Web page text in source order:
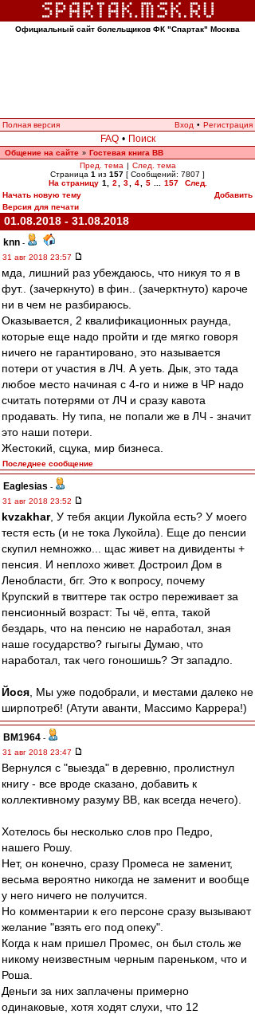
Официальный сайт болельщиков ФК "Спартак" Москва
Полная версия Вход • Регистрация
FAQ • Поиск
Общение на сайте » Гостевая книга ВВ
Пред. тема | След. тема
Страница 1 из 157 [ Сообщений: 7807 ]
На страницу 1 2 3 4 5 157
След.
Начать новую тему
Добавить
Версия для печати
01.08.2018 - 31.08.2018
knn -
31 авг 2018 23:57
мда, лишний раз убеждаюсь, что никуя то я в
фут.. (зачеркнуто) в фин.. (зачерктнуто) кароче
ни в чем не разбираюсь.
Оказывается, 2 квалификационных раунда,
которые еще надо пройти и где мягко говоря
ничего не гарантировано, это называется
потери от участия в ЛЧ. А уеть. Дык, это тада
любое место начиная с 4-го и ниже в ЧР надо
считать потерями от ЛЧ и сразу кавота
продавать. Ну типа, не попали же в ЛЧ - значит
это наши потери.
Жестокий, сцука, мир бизнеса.
Последнее сообщение
Eaglesias -
31 авг 2018 23:52
kvzakhar, У тебя акции Лукойла есть? У моего
тестя есть (и не тока Лукойла). Еще до пенсии
скупил немножко... щас живет на дивиденты +
пенсия. И неплохо живет. Достроил Дом в
Ленобласти, бгг. Это к вопросу, почему
Крупский в твиттере так остро переживает за
пенсионный возраст: Ты чё, епта, такой
бездарь, что на пенсию не наработал, зная
наше государство? гыгыгы Думаю, что
наработал, так чего гоношишь? Эт западло.
Йося , Мы уже подобрали, и местами далеко не
ширпотреб! (Атути аванти, Массимо Каррера!)
BM1964 -
31 авг 2018 23:47
Вернулся с "выезда" в деревню, пролистнул
книгу - все вроде сказано, добавить к
коллективному разуму ВВ, как всегда нечего).
Хотелось бы несколько слов про Педро,
нашего Рошу.
Нет, он конечно, сразу Промеса не заменит,
весьма вероятно никогда не заменит и вообще
у него ничего не получится.
Но комментарии к его персоне сразу вызывают
желание "взять его под опеку".
Когда к нам пришел Промес, он был столь же
никому неизвестным черным пареньком, что и
Роша.
Деньги за них заплачены примерно
одинаковые, хотя ходят слухи, что 12